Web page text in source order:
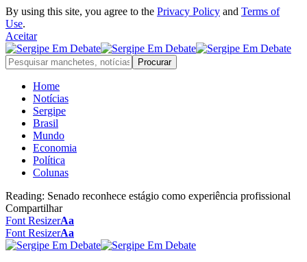
By using this site, you agree to the Privacy Policy and Terms of
Use.
Aceitar
Home
Notícias
Sergipe
Brasil
Mundo
Economia
Política
Colunas
Reading: Senado reconhece estágio como experiência profissional
Compartilhar
Font ResizerAa
Font ResizerAa